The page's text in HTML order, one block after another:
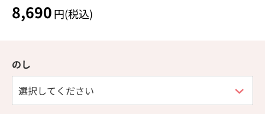
8,690円(税込)
のし